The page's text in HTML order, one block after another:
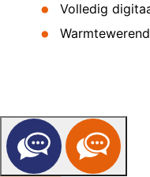
Volledig